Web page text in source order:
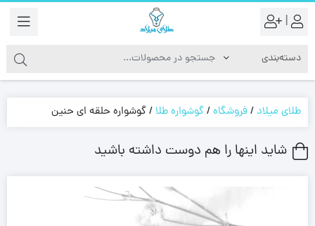
|
طلای میلاد /فروشگاه/گوشواره طلا/گوشواره حلقه ای حنین
شاید اینها را هم دوست داشته باشید